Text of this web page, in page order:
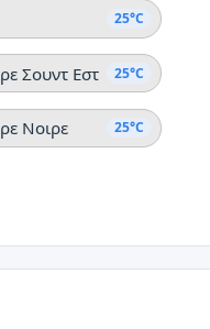
25°C
Σουντ Εστ 25°C
Νοιρε 25°C